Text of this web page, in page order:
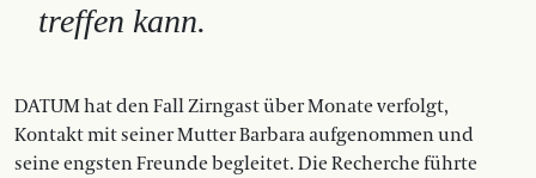
treffen kann.
DATUM hat den Fall Zirngast über Monate verfolgt,
Kontakt mit seiner Mutter Barbara aufgenommen und
seine engsten Freunde begleitet. Die Recherche führte